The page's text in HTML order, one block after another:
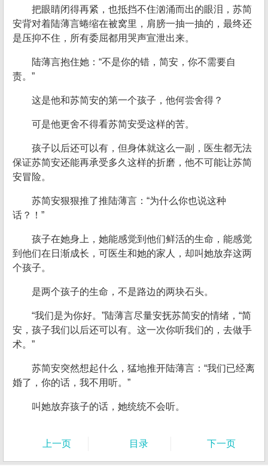
把眼睛闭得再紧，也抵挡不住汹涌而出的眼泪，苏简
安背对着陆薄言蜷缩在被窝里，肩膀一抽一抽的，最终还
是压抑不住，所有委屈都用哭声宣泄出来。
陆薄言抱住她：“不是你的错，简安，你不需要自
责。”
这是他和苏简安的第一个孩子，他何尝舍得？
可是他更舍不得看苏简安受这样的苦。
孩子以后还可以有，但身体就这么一副，医生都无法
保证苏简安还能再承受多久这样的折磨，他不可能让苏简
安冒险。
苏简安狠狠推了推陆薄言：“为什么你也说这种
话？！”
孩子在她身上，她能感觉到他们鲜活的生命，能感觉
到他们在日渐成长，可医生和她的家人，却叫她放弃这两
个孩子。
是两个孩子的生命，不是路边的两块石头。
“我们是为你好。”陆薄言尽量安抚苏简安的情绪，“简
安，孩子我们以后还可以有。这一次你听我们的，去做手
术。”
苏简安突然想起什么，猛地推开陆薄言：“我们已经离
婚了，你的话，我不用听。”
叫她放弃孩子的话，她统统不会听。
上一页 目录 下一页